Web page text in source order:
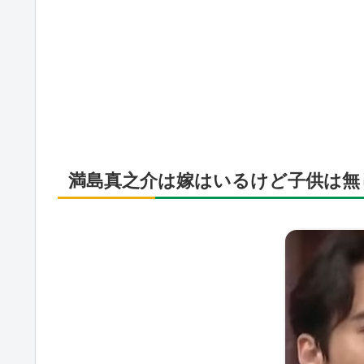
満島真之介は嫁はいるけど子供は